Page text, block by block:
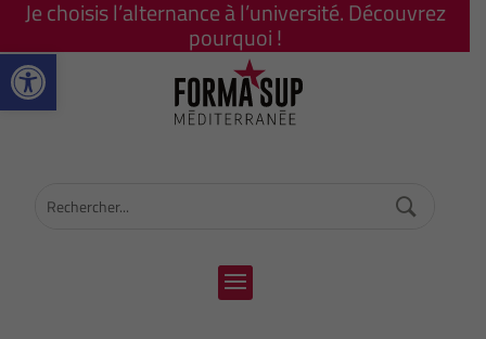
Ouvrir la barre d’outils
Je choisis l’alternance à l’université. Découvrez
pourquoi !